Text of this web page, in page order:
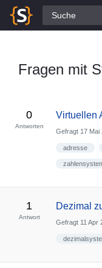
Alle Fragen
Fragen mit
0
Antworten
Virtuellen
Gefragt 17 Mai
adresse
1
Antwort
Dezimal
Gefragt 11 Apr